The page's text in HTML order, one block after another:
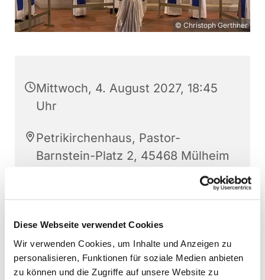
Diese Webseite verwendet Cookies
Wir verwenden Cookies, um Inhalte und Anzeigen zu
personalisieren, Funktionen für soziale Medien anbieten
zu können und die Zugriffe auf unsere Website zu
© Christoph Gerthner
Mittwoch, 4. August 2027, 18:45
Uhr
Petrikirchenhaus, Pastor-
Barnstein-Platz 2, 45468 Mülheim